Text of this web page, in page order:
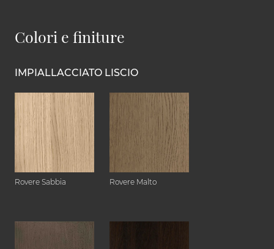
Colori e finiture
IMPIALLACCIATO LISCIO
Rovere Sabbia Rovere Malto